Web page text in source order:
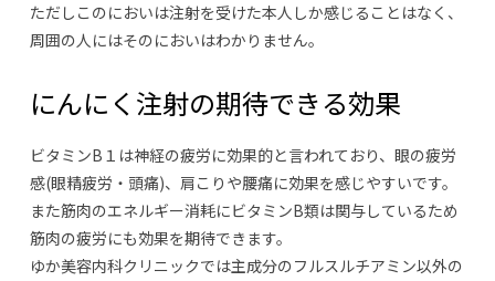
ただしこのにおいは注射を受けた本人しか感じることはなく、
周囲の人にはそのにおいはわかりません。
にんにく注射の期待できる効果
ビタミンB１は神経の疲労に効果的と言われており、眼の疲労
感(眼精疲労・頭痛)、肩こりや腰痛に効果を感じやすいです。
また筋肉のエネルギー消耗にビタミンB類は関与しているため
筋肉の疲労にも効果を期待できます。
ゆか美容内科クリニックでは主成分のフルスルチアミン以外の